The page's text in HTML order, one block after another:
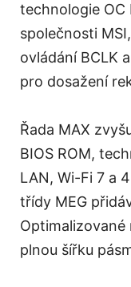
technologie OC
společnosti
ovládání BCLK
pro dosažení
Řada MAX
BIOS ROM,
LAN, Wi-Fi 7 a
třídy MEG
Optimalizované
plnou šířku